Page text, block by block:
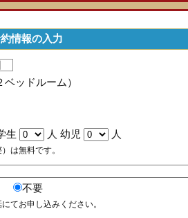
情報の入力
ッドルーム）
生 人 幼児 人
は無料です。
不要
てお申し込みください。